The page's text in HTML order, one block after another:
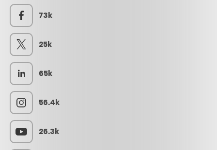
73k
25k
65k
56.4k
26.3k